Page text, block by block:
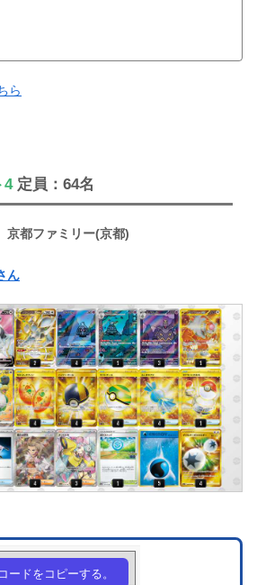
ら
4定員：64名
都ファミリー(京都)
ん
Lnggng-3BzZIM-P6gnH9
ードをコピーする。